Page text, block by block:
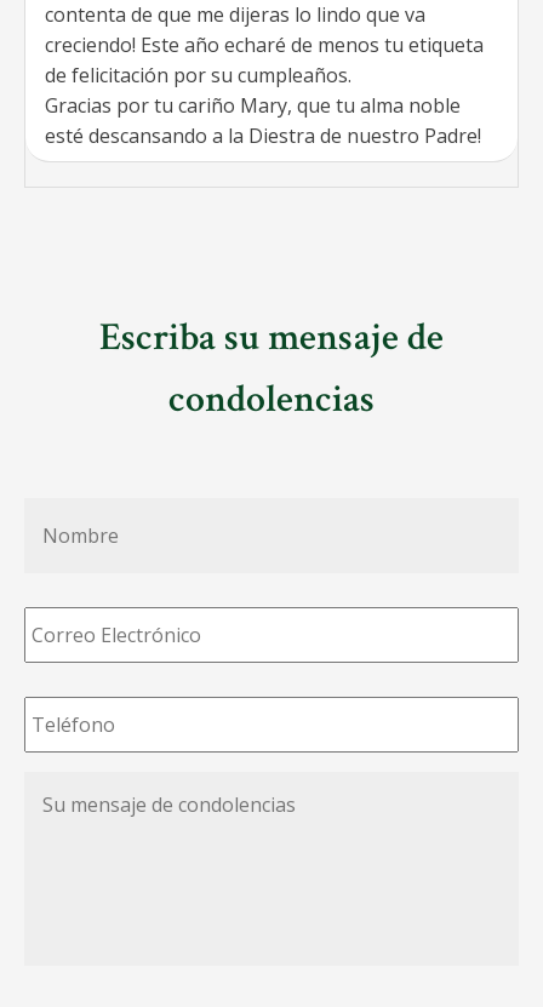
contenta de que me dijeras lo lindo que va
creciendo! Este año echaré de menos tu etiqueta
de felicitación por su cumpleaños.
Gracias por tu cariño Mary, que tu alma noble
esté descansando a la Diestra de nuestro Padre!
Escriba su mensaje de
condolencias
Correo
Electrónico *
Teléfono *
mensaje